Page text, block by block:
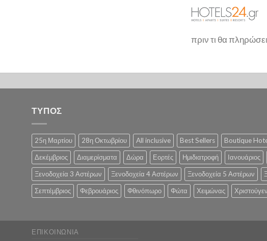
πριν τι θα
ΤΥΠΟΣ
25η Μαρτίου 28η Οκτωβρίου All inclusive Best Sellers Boutique
Δεκέμβριος Διαμερίσματα Δώρα Εορτές Ημιδιατροφή Ιανουάριος
Ξενοδοχεία 3 Αστέρων Ξενοδοχεία 4 Αστέρων Ξενοδοχεία 5 Αστέρων
Σεπτέμβριος Φεβρουάριος Φθινόπωρο Φώτα Χειμώνας
ΕΠΙΚΟΙΝΩΝΊΑ